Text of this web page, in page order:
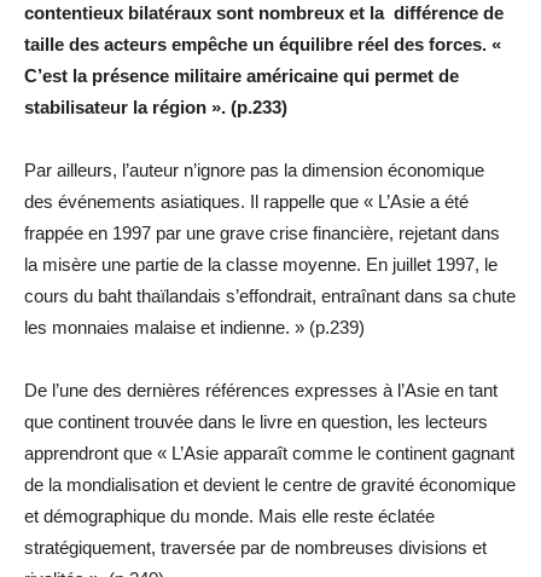
contentieux bilatéraux sont nombreux et la différence de
taille des acteurs empêche un équilibre réel des forces. «
C’est la présence militaire américaine qui permet de
stabilisateur la région ». (p.233)
Par ailleurs, l’auteur n’ignore pas la dimension économique
des événements asiatiques. Il rappelle que « L’Asie a été
frappée en 1997 par une grave crise financière, rejetant dans
la misère une partie de la classe moyenne. En juillet 1997, le
cours du baht thaïlandais s’effondrait, entraînant dans sa chute
les monnaies malaise et indienne. » (p.239)
De l’une des dernières références expresses à l’Asie en tant
que continent trouvée dans le livre en question, les lecteurs
apprendront que « L’Asie apparaît comme le continent gagnant
de la mondialisation et devient le centre de gravité économique
et démographique du monde. Mais elle reste éclatée
stratégiquement, traversée par de nombreuses divisions et